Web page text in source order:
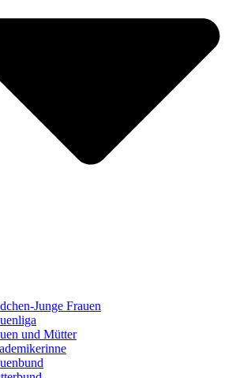
Junge Frauen
und Mütter